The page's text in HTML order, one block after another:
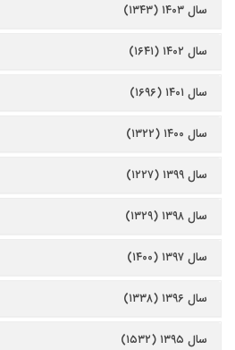
سال ۱۴۰۳ (۱۳۴۳)
سال ۱۴۰۲ (۱۶۴۱)
سال ۱۴۰۱ (۱۶۹۶)
سال ۱۴۰۰ (۱۳۲۲)
سال ۱۳۹۹ (۱۲۲۷)
سال ۱۳۹۸ (۱۳۲۹)
سال ۱۳۹۷ (۱۴۰۰)
سال ۱۳۹۶ (۱۳۳۸)
سال ۱۳۹۵ (۱۵۳۲)